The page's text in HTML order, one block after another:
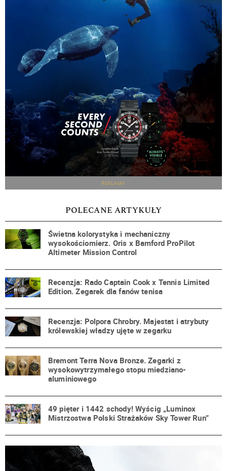
REKLAMA
POLECANE ARTYKUŁY
Świetna kolorystyka i mechaniczny
wysokościomierz. Oris x Bamford ProPilot
Altimeter Mission Control
Recenzja: Rado Captain Cook x Tennis Limited
Edition. Zegarek dla fanów tenisa
Recenzja: Polpora Chrobry. Majestat i atrybuty
królewskiej władzy ujęte w zegarku
Bremont Terra Nova Bronze. Zegarki z
wysokowytrzymałego stopu miedziano-
aluminiowego
49 pięter i 1442 schody! Wyścig „Luminox
Mistrzostwa Polski Strażaków Sky Tower Run”